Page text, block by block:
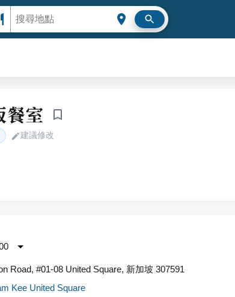
餐室
建議修改
Road, #01-08 United Square, 新加坡 307591
Kee United Square